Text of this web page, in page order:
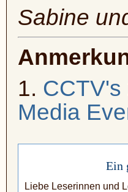
Sabine
1. CCTV's
Media
Ein
Liebe Leserinnen und